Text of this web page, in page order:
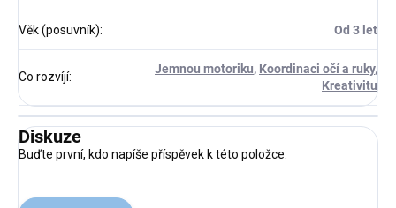
Věk (posuvník): Od 3 let
Co rozvíjí:
Jemnou motoriku, Koordinaci očí a ruky,
Kreativitu
Diskuze
Buďte první, kdo napíše příspěvek k této položce.